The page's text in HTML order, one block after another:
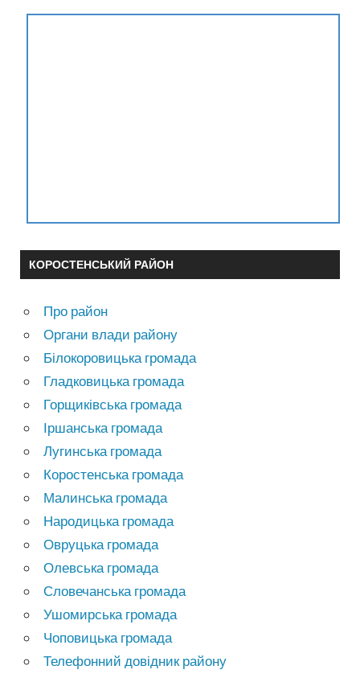
КОРОСТЕНСЬКИЙ РАЙОН
Про район
Органи влади району
Білокоровицька громада
Гладковицька громада
Горщиківська громада
Іршанська громада
Лугинська громада
Коростенська громада
Малинська громада
Народицька громада
Овруцька громада
Олевська громада
Словечанська громада
Ушомирська громада
Чоповицька громада
Телефонний довідник району